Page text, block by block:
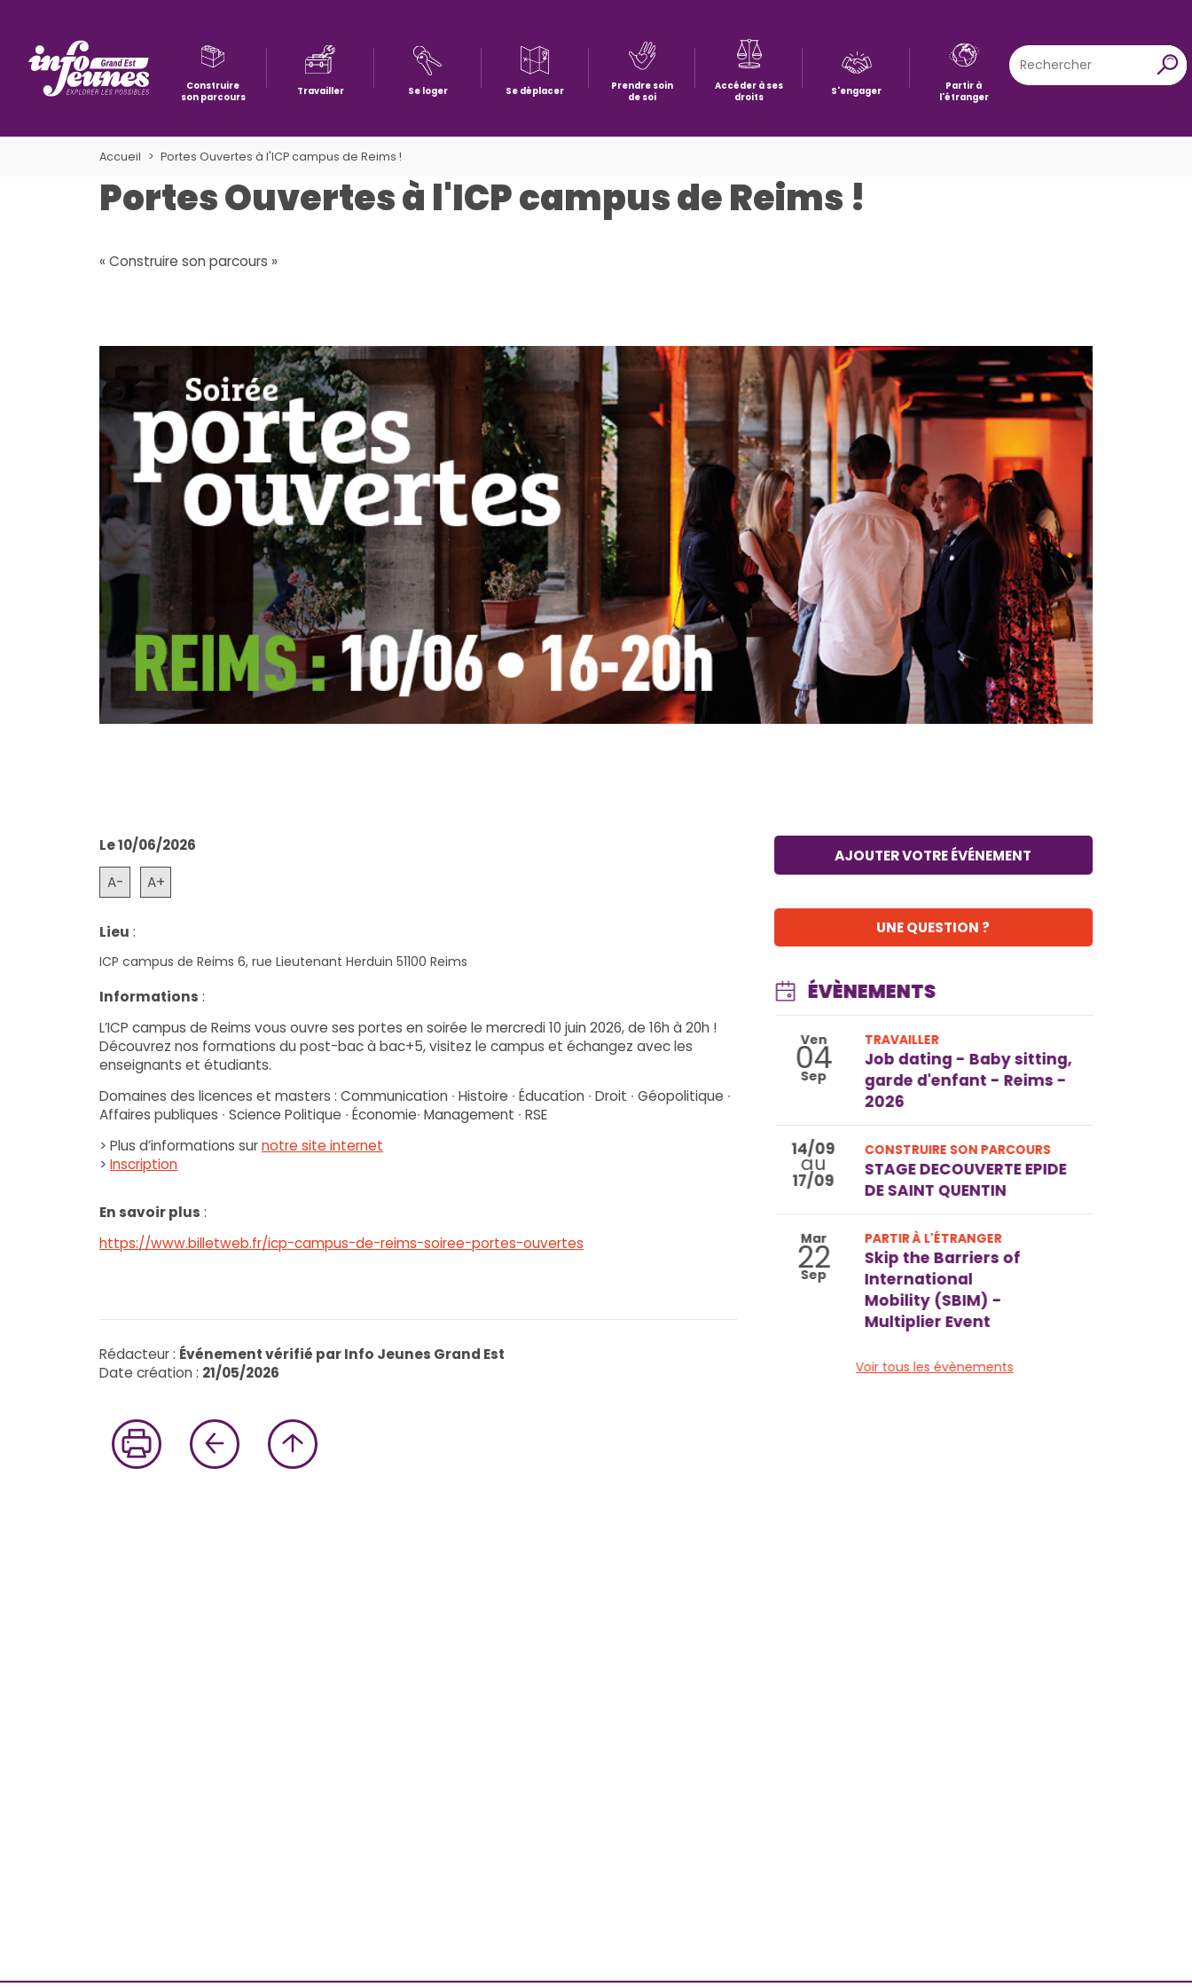
Construire
son parcours
Travailler Se loger Se déplacer
Prendre soin
de soi
Accéder à ses
droits
S'engager
Partir à
l'étranger
Rechercher
X
Accueil Portes Ouvertes à l'ICP campus de Reims !
Portes Ouvertes à l'ICP campus de Reims !
« Construire son parcours »
Le 10/06/2026
A-
A+
Lieu :
ICP campus de Reims 6, rue Lieutenant Herduin 51100 Reims
Informations :
L’ICP campus de Reims vous ouvre ses portes en soirée le mercredi 10 juin 2026, de 16h à 20h !
Découvrez nos formations du post-bac à bac+5, visitez le campus et échangez avec les
enseignants et étudiants.
Domaines des licences et masters : Communication ∙ Histoire ∙ Éducation ∙ Droit ∙ Géopolitique ∙
Affaires publiques ∙ Science Politique ∙ Économie∙ Management ∙ RSE
> Plus d’informations surnotre site internet
> Inscription
En savoir plus :
https://www.billetweb.fr/icp-campus-de-reims-soiree-portes-ouvertes
Rédacteur : Événement vérifié par Info Jeunes Grand Est
Date création : 21/05/2026
AJOUTER VOTRE ÉVÉNEMENT
UNE QUESTION ?
ÉVÈNEMENTS
Ven
04
Sep
TRAVAILLER
Job dating - Baby sitting,
garde d'enfant - Reims -
2026
14/09
au
17/09
CONSTRUIRE SON PARCOURS
STAGE DECOUVERTE EPIDE
DE SAINT QUENTIN
Mar
22
Sep
PARTIR À L'ÉTRANGER
Skip the Barriers of
International
Mobility (SBIM) -
Multiplier Event
Voir tous les évènements